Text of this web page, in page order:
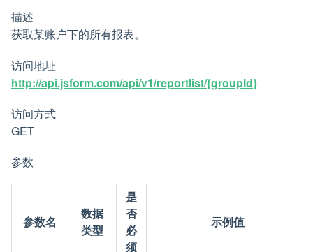
描述
获取某账户下的所有报表。
访问地址
http://api.jsform.com/api/v1/reportlist/{groupId}
访问方式
GET
参数
参数名
数据
类型
是
否
必
须
示例值